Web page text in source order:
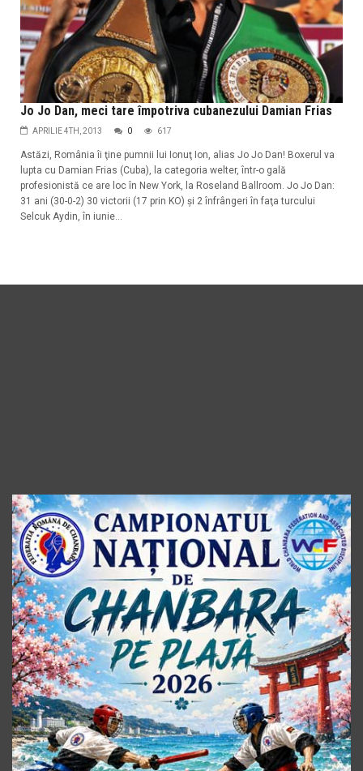
Jo Jo Dan, meci tare împotriva cubanezului Damian Frias
APRILIE 4TH, 2013 0 617
Astăzi, România îi ţine pumnii lui Ionuţ Ion, alias Jo Jo Dan! Boxerul va
lupta cu Damian Frias (Cuba), la categoria welter, într-o gală
profesionistă ce are loc în New York, la Roseland Ballroom. Jo Jo Dan:
31 ani (30-0-2) 30 victorii (17 prin KO) şi 2 înfrângeri în faţa turcului
Selcuk Aydin, în iunie...